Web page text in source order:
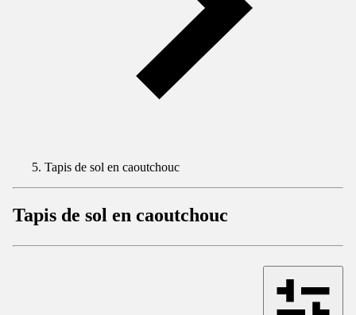
Tapis de sol en caoutchouc
Tapis de sol en caoutchouc